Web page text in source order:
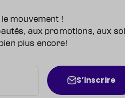
mouvement !
aux promotions, aux
plus encore!
S’inscrire